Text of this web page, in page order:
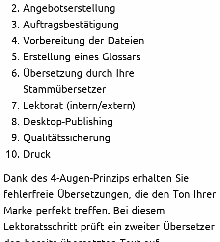
Angebotserstellung
Auftragsbestätigung
Vorbereitung der Dateien
Erstellung eines Glossars
Übersetzung durch Ihre
Stammübersetzer
Lektorat (intern/extern)
Desktop-Publishing
Qualitätssicherung
Druck
Dank des 4-Augen-Prinzips erhalten Sie
fehlerfreie Übersetzungen, die den Ton Ihrer
Marke perfekt treffen. Bei diesem
Lektoratsschritt prüft ein zweiter Übersetzer